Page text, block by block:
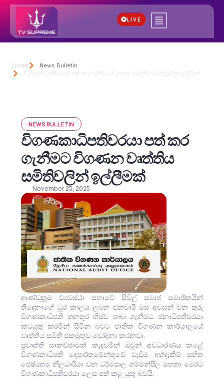
LIVE
Home
News Bulletin
විගණකාධිපතිවරයා පත් කර ගැනීමට විගණන වෘත්තිය සමිතිවලින් ඉල්ලීමක්
NEWS BULLETIN
විගණකාධිපතිවරයා පත් කර
ගැනීමට විගණන වෘත්තිය
සමිතිවලින් ඉල්ලීමක්
November 25, 2025
ආණ්ඩුක්‍රම ව්‍යවස්ථා සභාවේ සිවිල් සමාජ සමාජිකයින්
තිදෙනාගේ ධුර කාලය ලබන ජනවාරි මස අවසන් වන තුරු
විගණකාධිපති තනතුර හිස්ව තබා ගැනීමට ජනාධිපතිවරයා
කටයුතු කරමින් සිටින බවට ජාතික විගණන කාර්යාලයේ
වෘත්තිය සමිති එකමුතුව චෝදනා කරනවා.
ප්‍රවෘත්ති සාකච්ඡාවක් කැඳවමින් ඔවුන් අවධාරණය කළේ
විගණකාධිපති දෙපාර්තමේන්තුවේ වැඩිම අත්දැකීම් සහිත
ජෙෂ්ඨතම නිලධාරියා වන ධර්මපාල ගම්මන්පිල මහතා මෙරට
විගණකාධිපතිවරයා ලෙස පත් කළ යුතු බවයි.